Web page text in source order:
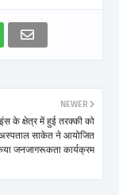
NEWER
के क्षेत्र में हुई तरक्की को
साकेत ने आयोजित
जनजागरूकता कार्यक्रम